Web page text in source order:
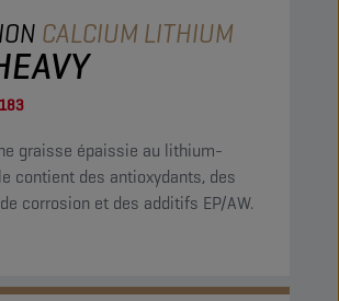
CALCIUM LITHIUM
graisse épaissie au lithium-
contient des antioxydants, des
corrosion et des additifs EP/AW.